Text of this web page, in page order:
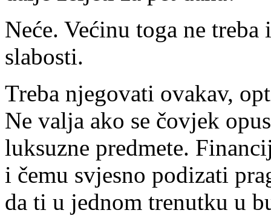
Neće. Većinu toga ne
slabosti.
Treba njegovati ovakav,
Ne valja ako se čovjek
luksuzne predmete.
i čemu svjesno podizati
da ti u jednom trenutku u